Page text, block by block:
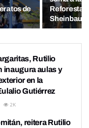
de
Sheinbaum
Rutilio
inaugura aulas y
en la
Gutiérrez
2K
reitera Rutilio